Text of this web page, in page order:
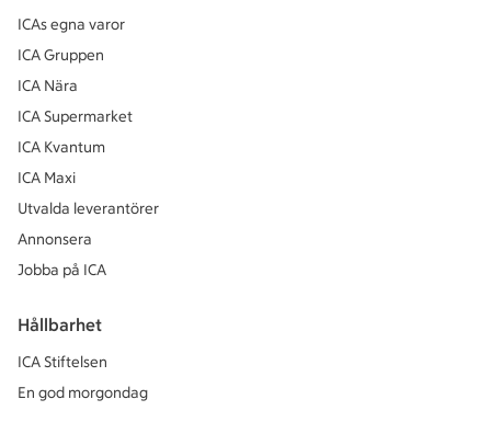
ICAs egna varor
ICA Gruppen
ICA Nära
ICA Supermarket
ICA Kvantum
ICA Maxi
Utvalda leverantörer
Annonsera
Jobba på ICA
Hållbarhet
ICA Stiftelsen
En god morgondag